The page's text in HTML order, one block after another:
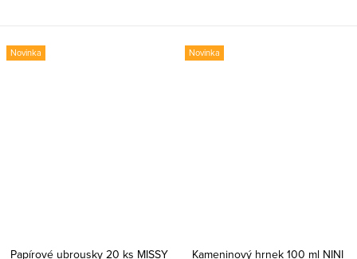
Novinka
Papírové ubrousky 20 ks MISSY
Novinka
Kameninový hrnek 100 ml NINI